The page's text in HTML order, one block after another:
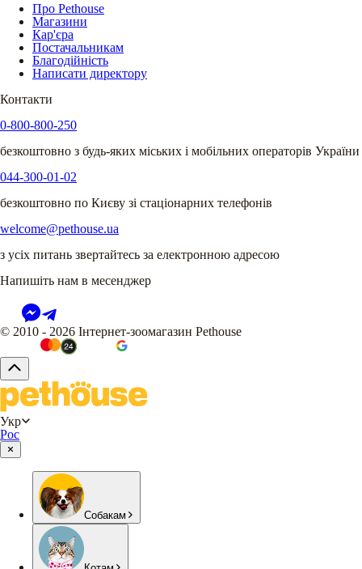
Про Pethouse
Магазини
Кар'єра
Постачальникам
Благодійність
Написати директору
Контакти
0-800-800-250
безкоштовно з будь-яких міських і мобільних операторів України
044-300-01-02
безкоштовно по Києву зі стаціонарних телефонів
welcome@pethouse.ua
з усіх питань звертайтесь за електронною адресою
Напишіть нам в месенджер
© 2010 - 2026 Інтернет-зоомагазин Pethouse
Укр
Рос
Собакам